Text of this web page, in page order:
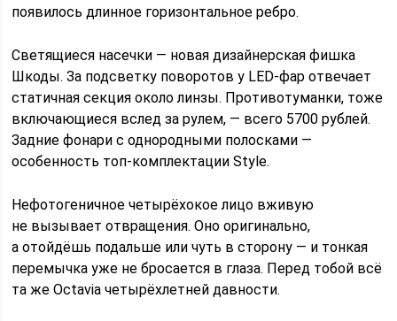
появилось длинное горизонтальное ребро.
Светящиеся насечки — новая дизайнерская фишка
Шкоды. За подсветку поворотов у LED-фар отвечает
статичная секция около линзы. Противотуманки, тоже
включающиеся вслед за рулем, — всего 5700 рублей.
Задние фонари с однородными полосками —
особенность топ-комплектации Style.
Нефотогеничное четырёхокое лицо вживую
не вызывает отвращения. Оно оригинально,
а отойдёшь подальше или чуть в сторону — и тонкая
перемычка уже не бросается в глаза. Перед тобой всё
та же Octavia четырёхлетней давности.